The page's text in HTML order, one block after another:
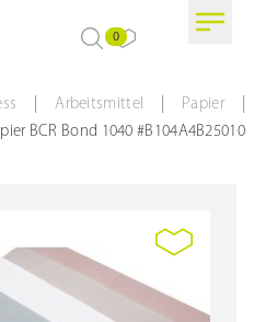
0
Arbeitsmittel Papier
BCR Bond 1040 #B104A4B25010